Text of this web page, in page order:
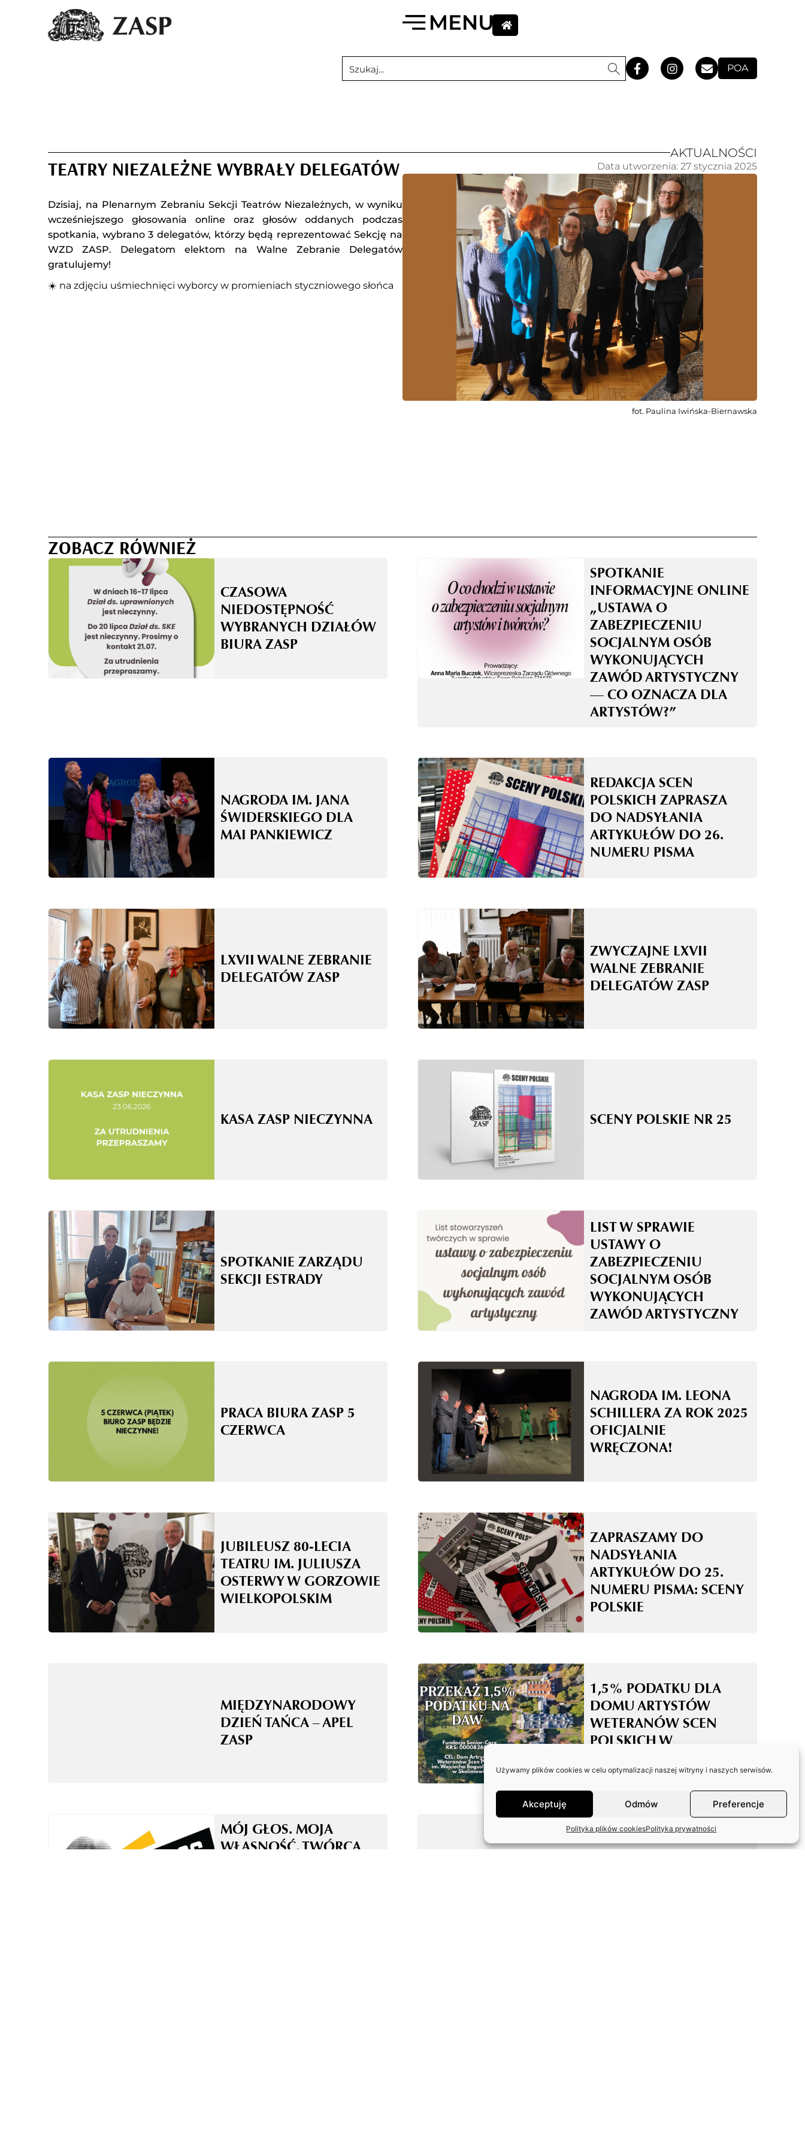
Używamy plików cookies w celu optymalizacji naszej witryny i naszych serwisów.
Akceptuję Odmów Preferencje
Polityka plików cookiesPolityka prywatności
POA
AKTUALNOŚCI
TEATRY NIEZALEŻNE WYBRAŁY DELEGATÓW
Dzisiaj, na Plenarnym Zebraniu Sekcji Teatrów Niezależnych, w wyniku
wcześniejszego głosowania online oraz głosów oddanych podczas
spotkania, wybrano 3 delegatów, którzy będą reprezentować Sekcję na
WZD ZASP. Delegatom elektom na Walne Zebranie Delegatów
gratulujemy!
☀️ na zdjęciu uśmiechnięci wyborcy w promieniach styczniowego słońca
Data utworzenia: 27 stycznia 2025
fot. Paulina Iwińska-Biernawska
ZOBACZ RÓWNIEŻ
CZASOWA
NIEDOSTĘPNOŚĆ
WYBRANYCH DZIAŁÓW
BIURA ZASP
SPOTKANIE
INFORMACYJNE ONLINE
„USTAWA O
ZABEZPIECZENIU
SOCJALNYM OSÓB
WYKONUJĄCYCH
ZAWÓD ARTYSTYCZNY
— CO OZNACZA DLA
ARTYSTÓW?”
NAGRODA IM. JANA
ŚWIDERSKIEGO DLA
MAI PANKIEWICZ
REDAKCJA SCEN
POLSKICH ZAPRASZA
DO NADSYŁANIA
ARTYKUŁÓW DO 26.
NUMERU PISMA
LXVII WALNE ZEBRANIE
DELEGATÓW ZASP
ZWYCZAJNE LXVII
WALNE ZEBRANIE
DELEGATÓW ZASP
KASA ZASP NIECZYNNA SCENY POLSKIE NR 25
SPOTKANIE ZARZĄDU
SEKCJI ESTRADY
LIST W SPRAWIE
USTAWY O
ZABEZPIECZENIU
SOCJALNYM OSÓB
WYKONUJĄCYCH
ZAWÓD ARTYSTYCZNY
PRACA BIURA ZASP 5
CZERWCA
NAGRODA IM. LEONA
SCHILLERA ZA ROK 2025
OFICJALNIE
WRĘCZONA!
JUBILEUSZ 80-LECIA
TEATRU IM. JULIUSZA
OSTERWY W GORZOWIE
WIELKOPOLSKIM
ZAPRASZAMY DO
NADSYŁANIA
ARTYKUŁÓW DO 25.
NUMERU PISMA: SCENY
POLSKIE
MIĘDZYNARODOWY
DZIEŃ TAŃCA – APEL
ZASP
1,5% PODATKU DLA
DOMU ARTYSTÓW
WETERANÓW SCEN
POLSKICH W
MÓJ GŁOS. MOJA
WŁASNOŚĆ. TWÓRCA
ODPOWIEDŹ ZASP W